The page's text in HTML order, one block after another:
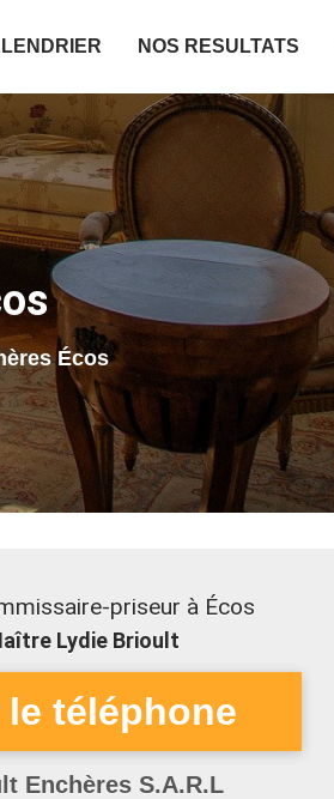
NOS RESULTATS
Écos
priseur à Écos
Lydie Brioult
Enchères S.A.R.L